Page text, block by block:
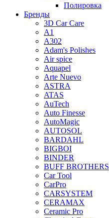
Полировка
Бренды
3D Car Care
A1
A302
Adam's Polishes
Air spice
Aquapel
Arte Nuevo
ASTRA
ATAS
AuTech
Auto Finesse
AutoMagic
AUTOSOL
BARDAHL
BIGBOI
BINDER
BUFF BROTHERS
Car Tool
CarPro
CARSYSTEM
CERAMAX
Ceramic Pro